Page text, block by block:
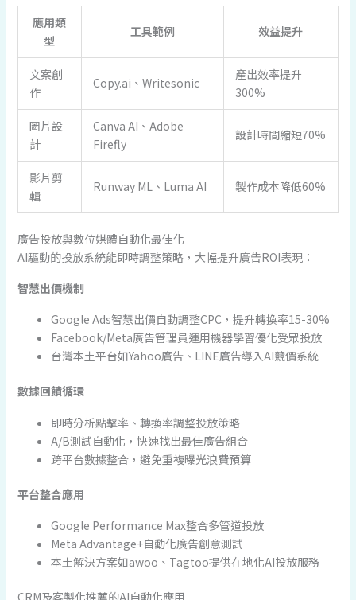
應用類
型
工具範例 效益提升
文案創
作
Copy.ai、Writesonic
產出效率提升
300%
圖片設
計
Canva AI、Adobe
Firefly
設計時間縮短70%
影片剪
輯
Runway ML、Luma AI 製作成本降低60%
廣告投放與數位媒體自動化最佳化
AI驅動的投放系統能即時調整策略，大幅提升廣告ROI表現：
智慧出價機制
Google Ads智慧出價自動調整CPC，提升轉換率15-30%
Facebook/Meta廣告管理員運用機器學習優化受眾投放
台灣本土平台如Yahoo廣告、LINE廣告導入AI競價系統
數據回饋循環
即時分析點擊率、轉換率調整投放策略
A/B測試自動化，快速找出最佳廣告組合
跨平台數據整合，避免重複曝光浪費預算
平台整合應用
Google Performance Max整合多管道投放
Meta Advantage+自動化廣告創意測試
本土解決方案如awoo、Tagtoo提供在地化AI投放服務
CRM及客製化推薦的AI自動化應用